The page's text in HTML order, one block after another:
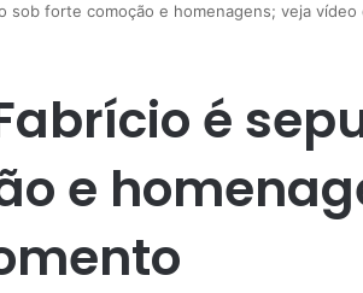
sob forte comoção e homenagens; veja vídeo
é
e